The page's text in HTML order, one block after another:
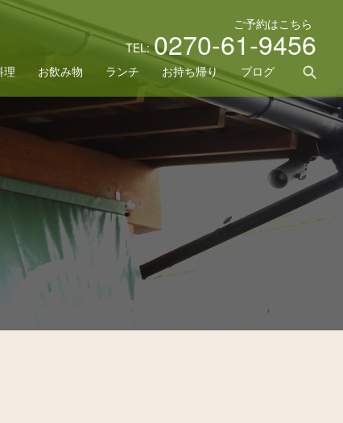
理 お飲み物 ランチ お持ち帰り ブログ
ご予約はこちら
TEL: 0270-61-9456